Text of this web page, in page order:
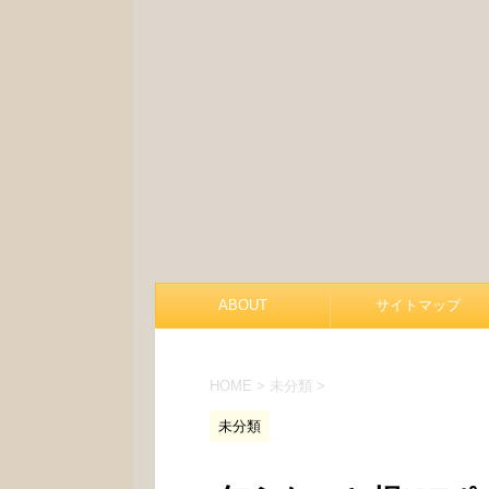
ABOUT サイトマップ
HOME > 未分類 >
未分類